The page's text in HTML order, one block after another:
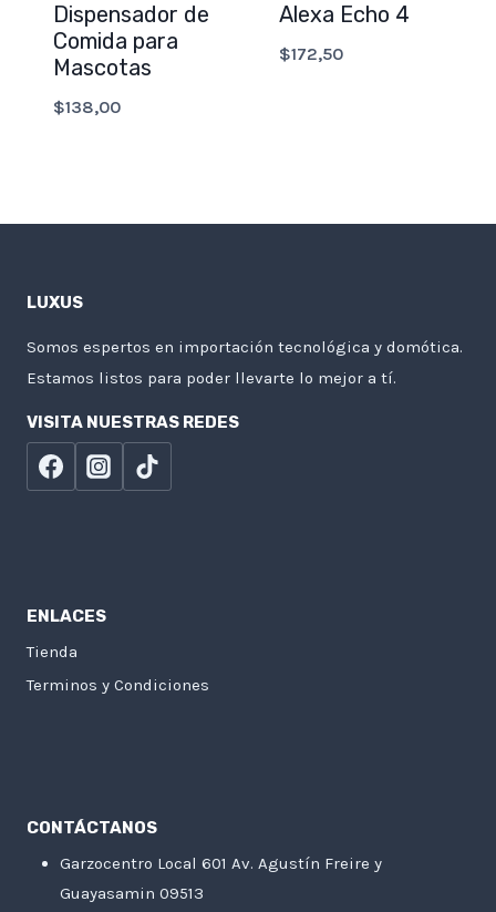
Dispensador de
Comida para
Mascotas
$138,00
Alexa Echo 4
$172,50
LUXUS
Somos espertos en importación tecnológica y domótica.
Estamos listos para poder llevarte lo mejor a tí.
VISITA NUESTRAS REDES
ENLACES
Tienda
Terminos y Condiciones
CONTÁCTANOS
Garzocentro Local 601 Av. Agustín Freire y
Guayasamin 09513